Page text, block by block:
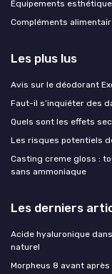
Équipements
Compléments
Les plus lus
Avis sur le déodorant
Faut-il s’inquiéter des
Quels sont les effets
Les risques potentiels
Casting creme gloss :
sans ammoniaque
Les derniers
Acide hyaluronique
naturel
Morpheus 8 avant